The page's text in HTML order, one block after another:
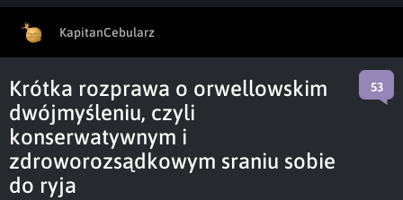
KapitanCebularz
Krótka rozprawa o orwellowskim
dwójmyśleniu, czyli
konserwatywnym i
zdroworozsądkowym sraniu sobie
do ryja
53